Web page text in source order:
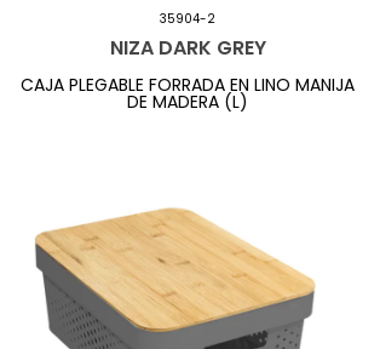
35904-2
NIZA DARK GREY
CAJA PLEGABLE FORRADA EN LINO MANIJA
DE MADERA (L)